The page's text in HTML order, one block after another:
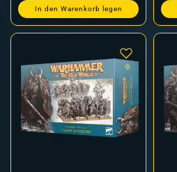
In den Warenkorb legen